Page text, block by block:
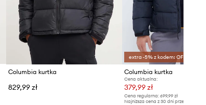
Columbia kurtka
829,99 zł
extra -5% z kodem: OFF*
Columbia kurtka
Cena aktualna:
379,99 zł
Cena regularna: 699,99 zł
Najniższa cena z 30 dni przed obniżką: